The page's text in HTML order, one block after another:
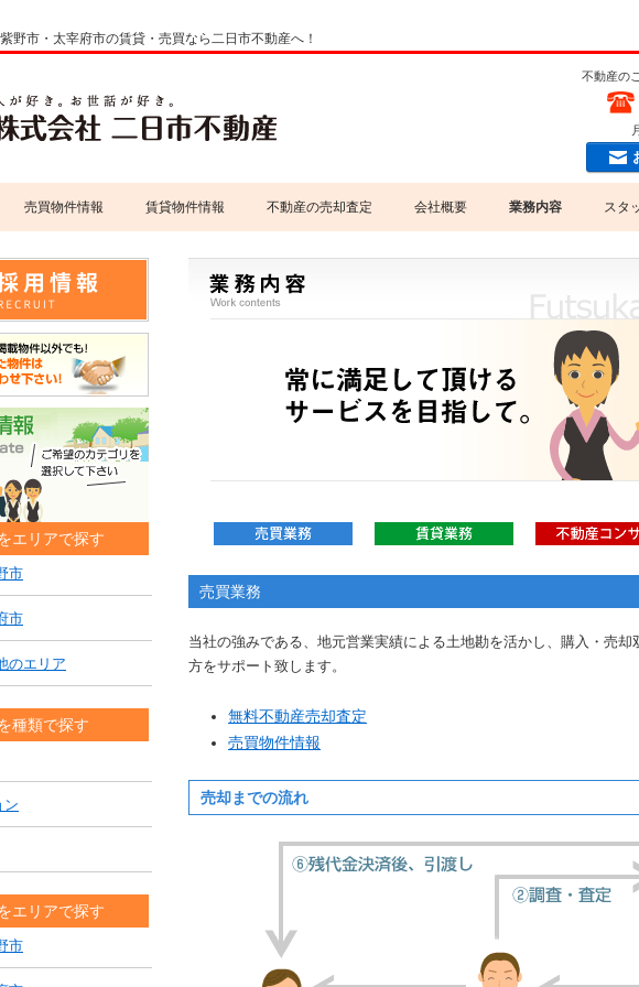
野市・太宰府市の賃貸・売買なら二日市不動産へ！
不動産の
売買物件情報 賃貸物件情報 不動産の売却査定 会社概要
当社掲載物件情報について
業務内容
賃貸業務
不動産コンサルティング
損害保険代理店
スタ
売買業務
当社の強みである、地元営業実績による土地勘を活かし、購入・売却
方をサポート致します。
無料不動産売却査定
売買物件情報
売却までの流れ
エリアで探す
市
市
のエリア
種類で探す
ン
エリアで探す
市